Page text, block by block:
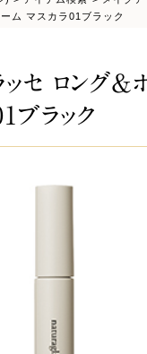
ム マスカラ01ブラック
セ ロング&
ブラック